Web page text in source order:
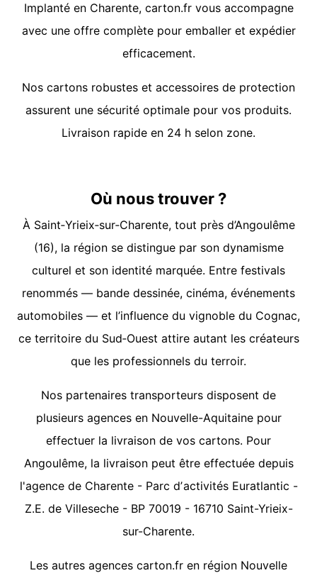
Implanté en Charente, carton.fr vous accompagne
avec une offre complète pour emballer et expédier
efficacement.
Nos cartons robustes et accessoires de protection
assurent une sécurité optimale pour vos produits.
Livraison rapide en 24 h selon zone.
Où nous trouver ?
À Saint‑Yrieix‑sur‑Charente, tout près d’Angoulême
(16), la région se distingue par son dynamisme
culturel et son identité marquée. Entre festivals
renommés — bande dessinée, cinéma, événements
automobiles — et l’influence du vignoble du Cognac,
ce territoire du Sud‑Ouest attire autant les créateurs
que les professionnels du terroir.
Nos partenaires transporteurs disposent de
plusieurs agences en Nouvelle-Aquitaine pour
effectuer la livraison de vos cartons. Pour
Angoulême, la livraison peut être effectuée depuis
l'agence de Charente - Parc dʼactivités Euratlantic -
Z.E. de Villeseche - BP 70019 - 16710 Saint-Yrieix-
sur-Charente.
Les autres agences carton.fr en région Nouvelle